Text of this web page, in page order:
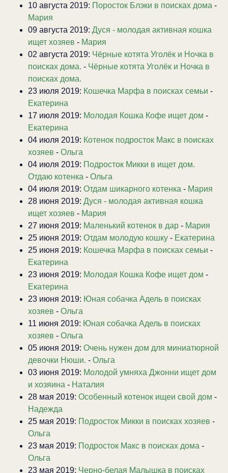
10 августа 2019: Поросток Блэки в поисках дома -
Мария
09 августа 2019: Дуся - молодая активная кошка
ищет хозяев - Мария
02 августа 2019: Чёрные котята Уголёк и Ночка в
поисках дома. - Чёрные котята Уголёк и Ночка в
поисках дома.
23 июля 2019: Кошечка Марфа в поисках семьи -
Екатерина
17 июля 2019: Молодая Кошка Кофе ищет дом -
Екатерина
04 июля 2019: Котенок подросток Макс в поисках
хозяев - Ольга
04 июля 2019: Подросток Микки в ищет дом.
Отдаю котенка - Ольга
04 июля 2019: Отдам шикарного котенка - Мария
28 июня 2019: Дуся - молодая активная кошка
ищет хозяев - Мария
27 июня 2019: Маленький котенок в дар - Мария
25 июня 2019: Отдам молодую кошку - Екатерина
25 июня 2019: Кошечка Марфа в поисках семьи -
Екатерина
23 июня 2019: Молодая Кошка Кофе ищет дом -
Екатерина
23 июня 2019: Юная собачка Адель в поисках
хозяев - Ольга
11 июня 2019: Юная собачка Адель в поисках
хозяев - Ольга
05 июня 2019: Очень нужен дом для миниатюрной
девочки Нюши. - Ольга
03 июня 2019: Молодой умняха Джонни ищет дом
и хозяина - Наталия
28 мая 2019: Особенный котенок ищеи свой дом -
Надежда
25 мая 2019: Подросток Микки в поисках хозяев -
Ольга
23 мая 2019: Подросток Макс в поисках дома -
Ольга
23 мая 2019: Черно-белая Малышка в поисках